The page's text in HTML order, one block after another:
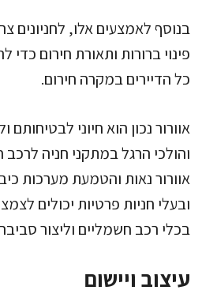
בנוסף לאמצעים אלו, לחניונים
פינוי ברורות ותאורת חירום
כל הדיירים במקרה חירום.
אוורור נכון הוא חיוני לבטיחותם
והולכי הרגל במתקני חניה
אוורור נאות והטמעת מערכות
ובעלי חניות פרטיות יכולים
בכלי רכב חשמליים וליצור
עיצוב ויישום